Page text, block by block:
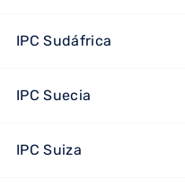
IPC Sudáfrica
IPC Suecia
IPC Suiza